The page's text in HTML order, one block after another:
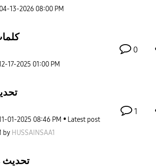
‎04-13-2026 08:00 PM
17-2025 01:00 PM
0
01-2025 08:46 PM
Latest post
by HUSSAINSAA1
1